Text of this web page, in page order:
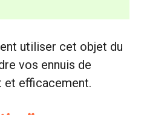
utiliser cet objet du
vos ennuis de
efficacement.